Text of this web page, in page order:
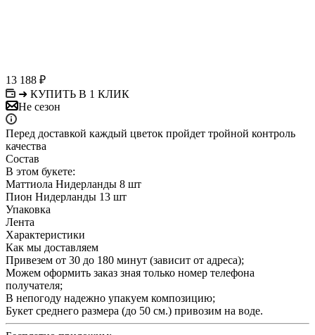
13 188 ₽
➜ КУПИТЬ В 1 КЛИК
Не сезон
Перед доставкой каждый цветок пройдет тройной контроль
качества
Состав
В этом букете:
Маттиола Нидерланды 8 шт
Пион Нидерланды 13 шт
Упаковка
Лента
Характеристики
Как мы доставляем
Привезем от 30 до 180 минут (зависит от адреса);
Можем оформить заказ зная только номер телефона
получателя;
В непогоду надежно упакуем композицию;
Букет среднего размера (до 50 см.) привозим на воде.